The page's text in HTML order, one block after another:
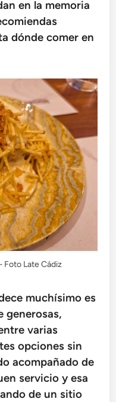
en la memoria
dónde comer en
Foto Late Cádiz
muchísimo es
generosas,
varias
opciones sin
acompañado de
servicio y esa
de un sitio